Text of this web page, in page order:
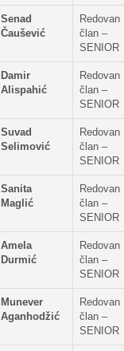
Senad
Čaušević
Redovan
član –
SENIOR
Damir
Alispahić
Redovan
član –
SENIOR
Suvad
Selimović
Redovan
član –
SENIOR
Sanita
Maglić
Redovan
član –
SENIOR
Amela
Durmić
Redovan
član –
SENIOR
Munever
Aganhodžić
Redovan
član –
SENIOR